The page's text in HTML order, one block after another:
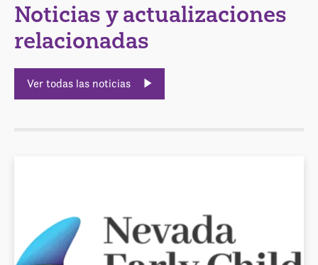
Noticias y actualizaciones
relacionadas
Ver todas las noticias